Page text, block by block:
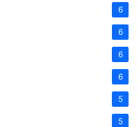
6
6
6
6
5
5